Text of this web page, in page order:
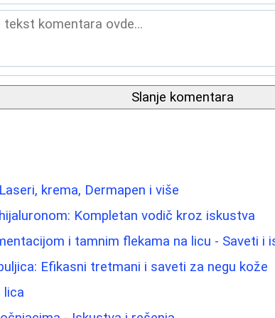
Slanje komentara
krema, Dermapen i više
Kompletan vodič kroz iskustva
i tamnim flekama na licu - Saveti i
Efikasni tretmani i saveti za negu kože
lica